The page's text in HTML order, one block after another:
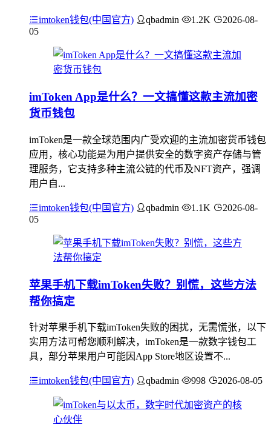
imtoken钱包(中国官方) qbadmin 1.2K
2026-08-
05
imToken App是什么？一文搞懂这款主流加密
货币钱包
imToken是一款全球范围内广受欢迎的主流加密货币钱包
应用，核心功能是为用户提供安全的数字资产存储与管
理服务，它支持多种主流公链的代币及NFT资产，强调
用户自...
imtoken钱包(中国官方) qbadmin 1.1K
2026-08-
05
苹果手机下载imToken失败？别慌，这些方法
帮你搞定
针对苹果手机下载imToken失败的困扰，无需慌张，以下
实用方法可帮您顺利解决，imToken是一款数字钱包工
具，部分苹果用户可能因App Store地区设置不...
imtoken钱包(中国官方) qbadmin 998 2026-08-05